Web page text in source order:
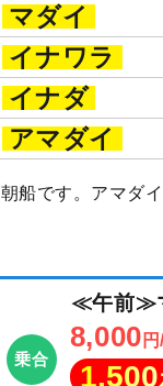
マダイ
イナワラ
イナダ
アマダイ
朝船です。アマダ